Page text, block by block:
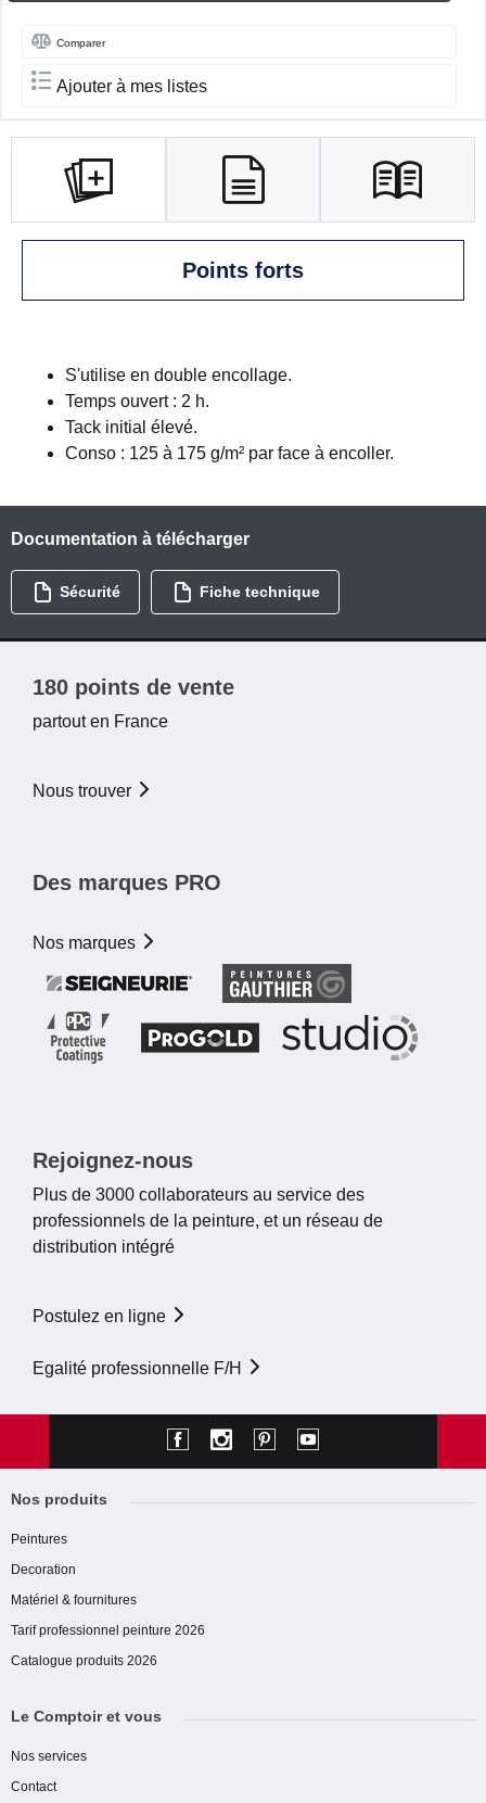
Comparer
Ajouter à mes listes
Points forts
S'utilise en double encollage.
Temps ouvert : 2 h.
Tack initial élevé.
Conso : 125 à 175 g/m² par face à encoller.
Documentation à télécharger
Sécurité Fiche technique
180 points de vente
partout en France
Nous trouver
Des marques PRO
Nos marques
Rejoignez-nous
Plus de 3000 collaborateurs au service des
professionnels de la peinture, et un réseau de
distribution intégré
Postulez en ligne
Egalité professionnelle F/H
Nos produits
Peintures
Decoration
Matériel & fournitures
Tarif professionnel peinture 2026
Catalogue produits 2026
Le Comptoir et vous
Nos services
Contact